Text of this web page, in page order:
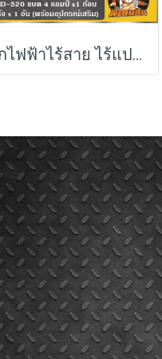
บล็อกไฟฟ้าไร้สาย ไร้แปรงถ่าน 20V OSUKA (แบต 4.0Ah.2 ก้อน) รุ่น OSID-520 (รับประกันศูนย์ 6 เดือน)